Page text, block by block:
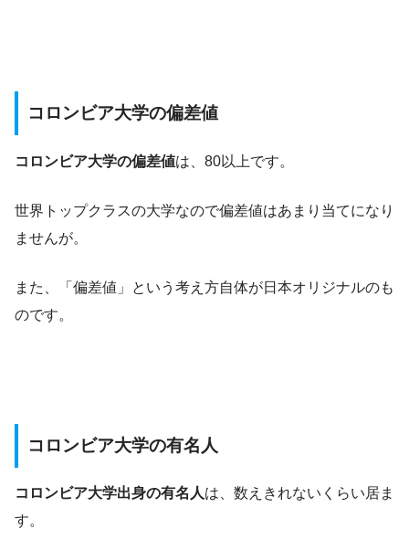
コロンビア大学の偏差値
コロンビア大学の偏差値は、80以上です。
世界トップクラスの大学なので偏差値はあまり当てになり
ませんが。
また、「偏差値」という考え方自体が日本オリジナルのも
のです。
コロンビア大学の有名人
コロンビア大学出身の有名人は、数えきれないくらい居ま
す。